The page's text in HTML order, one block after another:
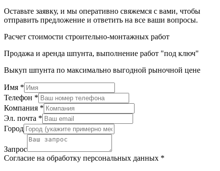
Оставьте заявку, и мы оперативно свяжемся с вами, чтобы
отправить предложение и ответить на все ваши вопросы.
Расчет стоимости строительно-монтажных работ
Продажа и аренда шпунта, выполнение работ "под ключ"
Выкуп шпунта по максимально выгодной рыночной цене
Имя *
Телефон *
Компания *
Эл. почта *
Город
Запрос
Согласие на обработку персональных данных *